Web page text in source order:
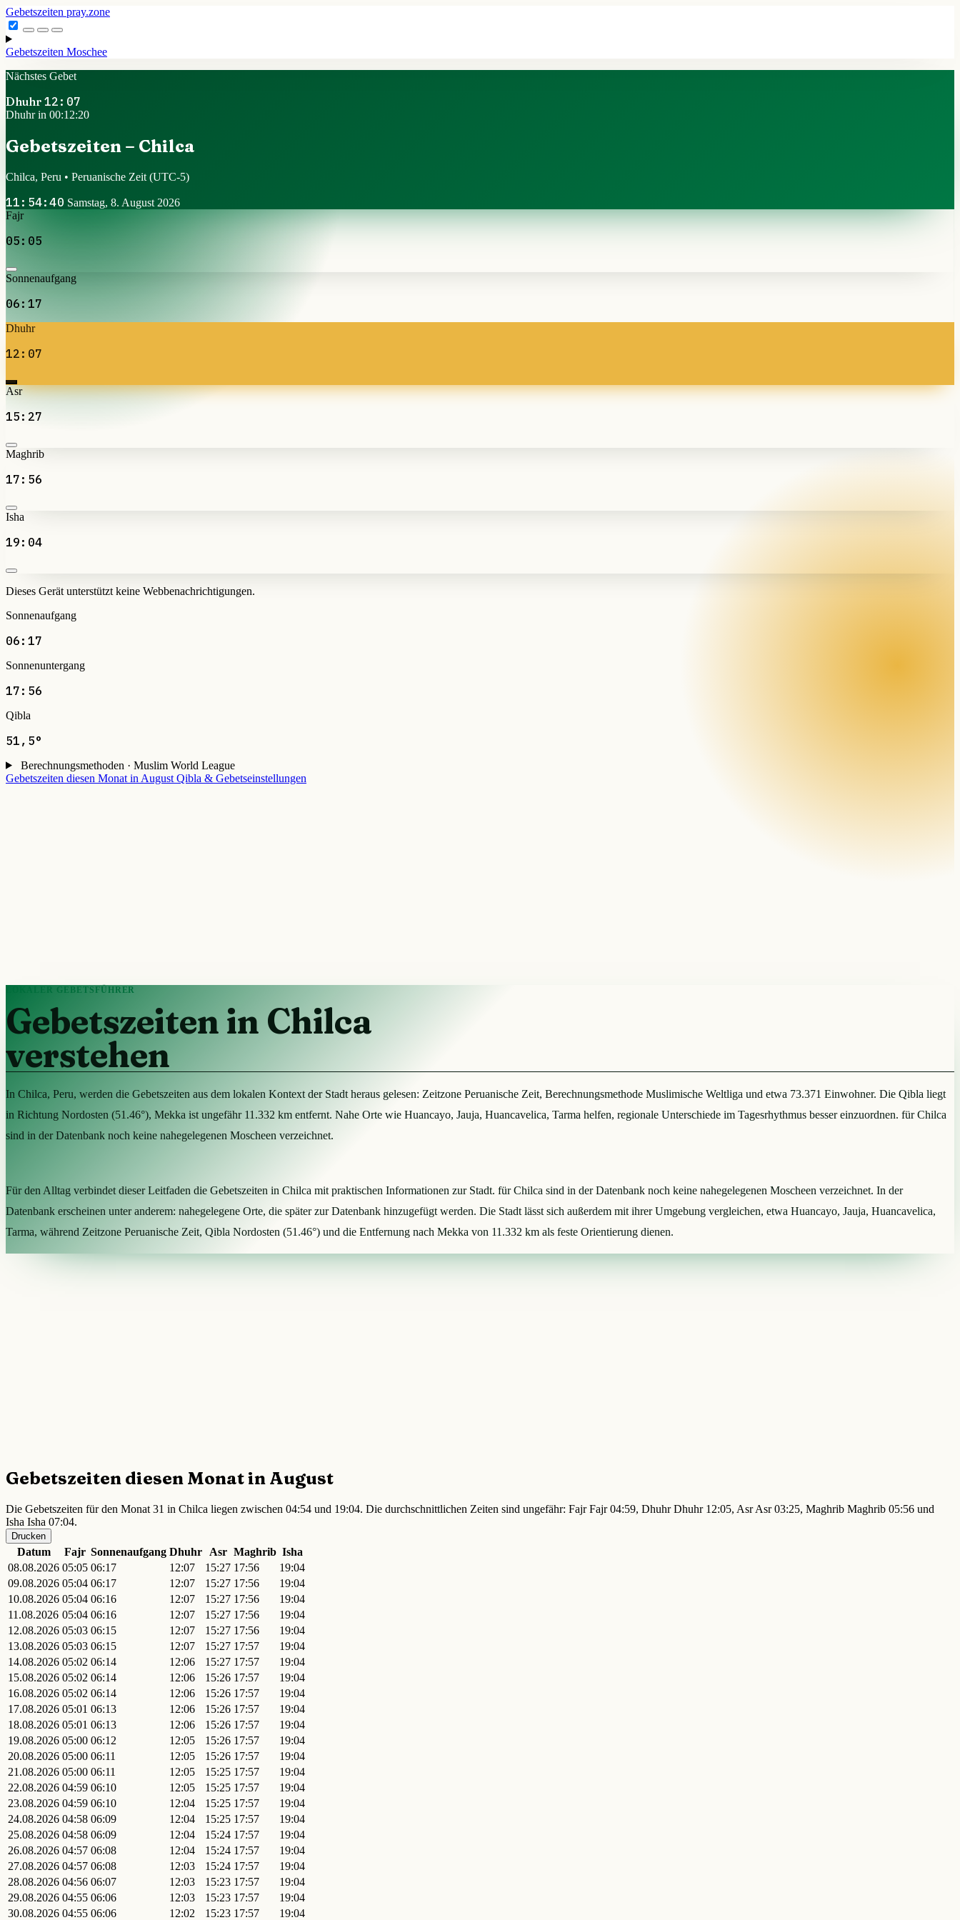
Gebetszeiten pray.zone
Gebetszeiten Moschee
Nächstes Gebet
Dhuhr 12:07
Dhuhr in 00:12:19
Gebetszeiten – Chilca
Chilca, Peru • Peruanische Zeit (UTC-5)
11:54:41 Samstag, 8. August 2026
Fajr
05:05
Sonnenaufgang
06:17
Dhuhr
12:07
Asr
15:27
Maghrib
17:56
Isha
19:04
Dieses Gerät unterstützt keine Webbenachrichtigungen.
Sonnenaufgang
06:17
Sonnenuntergang
17:56
Qibla
51,5°
Berechnungsmethoden · Muslim World League
Gebetszeiten diesen Monat in August Qibla & Gebetseinstellungen
LOKALER GEBETSFÜHRER
Gebetszeiten in Chilca
verstehen
In Chilca, Peru, werden die Gebetszeiten aus dem lokalen Kontext der Stadt heraus gelesen: Zeitzone Peruanische Zeit, Berechnungsmethode Muslimische Weltliga und etwa 73.371 Einwohner. Die Qibla liegt
in Richtung Nordosten (51.46°), Mekka ist ungefähr 11.332 km entfernt. Nahe Orte wie Huancayo, Jauja, Huancavelica, Tarma helfen, regionale Unterschiede im Tagesrhythmus besser einzuordnen. für Chilca
sind in der Datenbank noch keine nahegelegenen Moscheen verzeichnet.
Für den Alltag verbindet dieser Leitfaden die Gebetszeiten in Chilca mit praktischen Informationen zur Stadt. für Chilca sind in der Datenbank noch keine nahegelegenen Moscheen verzeichnet. In der
Datenbank erscheinen unter anderem: nahegelegene Orte, die später zur Datenbank hinzugefügt werden. Die Stadt lässt sich außerdem mit ihrer Umgebung vergleichen, etwa Huancayo, Jauja, Huancavelica,
Tarma, während Zeitzone Peruanische Zeit, Qibla Nordosten (51.46°) und die Entfernung nach Mekka von 11.332 km als feste Orientierung dienen.
Gebetszeiten diesen Monat in August
Die Gebetszeiten für den Monat 31 in Chilca liegen zwischen 04:54 und 19:04. Die durchschnittlichen Zeiten sind ungefähr: Fajr Fajr 04:59, Dhuhr Dhuhr 12:05, Asr Asr 03:25, Maghrib Maghrib 05:56 und
Isha Isha 07:04.
Drucken
Datum Fajr Sonnenaufgang Dhuhr Asr Maghrib Isha
08.08.2026 05:05 06:17 12:07 15:27 17:56
19:04
09.08.2026 05:04 06:17 12:07 15:27 17:56
19:04
10.08.2026 05:04 06:16 12:07 15:27 17:56
19:04
11.08.2026 05:04 06:16 12:07 15:27 17:56
19:04
12.08.2026 05:03 06:15 12:07 15:27 17:56
19:04
13.08.2026 05:03 06:15 12:07 15:27 17:57
19:04
14.08.2026 05:02 06:14 12:06 15:27 17:57
19:04
15.08.2026 05:02 06:14 12:06 15:26 17:57
19:04
16.08.2026 05:02 06:14 12:06 15:26 17:57
19:04
17.08.2026 05:01 06:13 12:06 15:26 17:57
19:04
18.08.2026 05:01 06:13 12:06 15:26 17:57
19:04
19.08.2026 05:00 06:12 12:05 15:26 17:57
19:04
20.08.2026 05:00 06:11 12:05 15:26 17:57
19:04
21.08.2026 05:00 06:11 12:05 15:25 17:57
19:04
22.08.2026 04:59 06:10 12:05 15:25 17:57
19:04
23.08.2026 04:59 06:10 12:04 15:25 17:57
19:04
24.08.2026 04:58 06:09 12:04 15:25 17:57
19:04
25.08.2026 04:58 06:09 12:04 15:24 17:57
19:04
26.08.2026 04:57 06:08 12:04 15:24 17:57
19:04
27.08.2026 04:57 06:08 12:03 15:24 17:57
19:04
28.08.2026 04:56 06:07 12:03 15:23 17:57
19:04
29.08.2026 04:55 06:06 12:03 15:23 17:57
19:04
30.08.2026 04:55 06:06 12:02 15:23 17:57
19:04